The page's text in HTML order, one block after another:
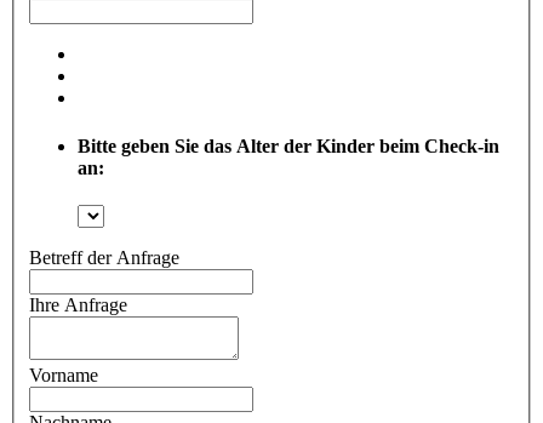
Bitte geben Sie das Alter der Kinder beim Check-in
an:
Betreff der Anfrage
Ihre Anfrage
Vorname